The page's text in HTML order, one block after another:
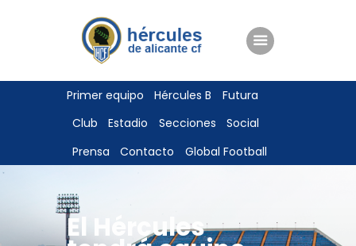
Primer equipo Hércules B
Futura
Club
Estadio Secciones
Social
Prensa
Contacto Global Football
El Hércules
ENTRADAS
TIENDA
HÉRCULESCF100